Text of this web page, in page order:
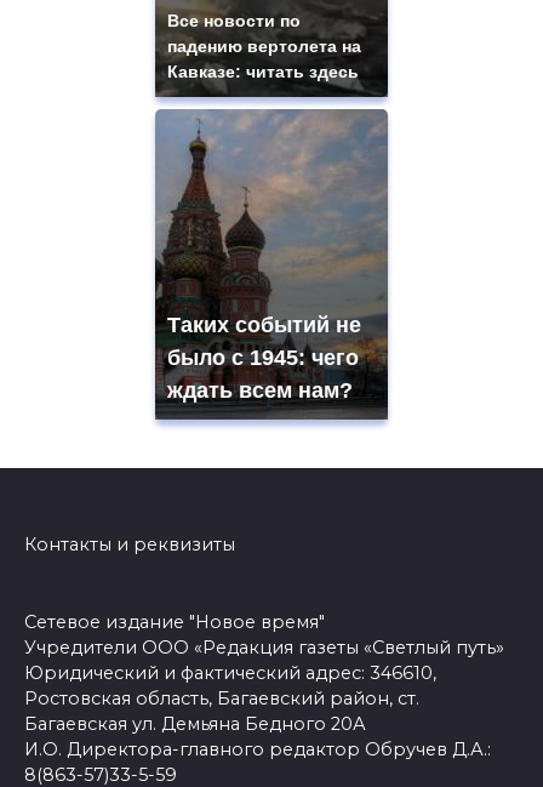
Все новости по
падению вертолета на
Кавказе: читать здесь
Таких событий не
было с 1945: чего
ждать всем нам?
Контакты и реквизиты
Сетевое издание "Новое время"
Учредители ООО «Редакция газеты «Светлый путь»
Юридический и фактический адрес: 346610,
Ростовская область, Багаевский район, ст.
Багаевская ул. Демьяна Бедного 20А
И.О. Директора-главного редактор Обручев Д.А.:
8(863-57)33-5-59